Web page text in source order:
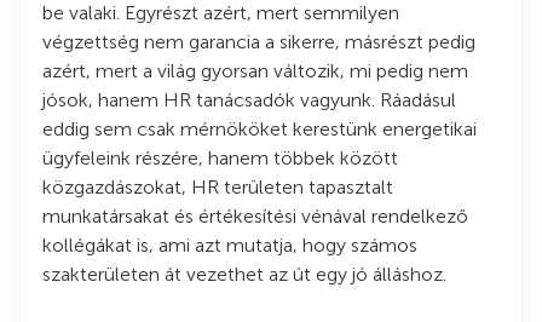
be valaki. Egyrészt azért, mert semmilyen
végzettség nem garancia a sikerre, másrészt pedig
azért, mert a világ gyorsan változik, mi pedig nem
jósok, hanem HR tanácsadók vagyunk. Ráadásul
eddig sem csak mérnököket kerestünk energetikai
ügyfeleink részére, hanem többek között
közgazdászokat, HR területen tapasztalt
munkatársakat és értékesítési vénával rendelkező
kollégákat is, ami azt mutatja, hogy számos
szakterületen át vezethet az út egy jó álláshoz.